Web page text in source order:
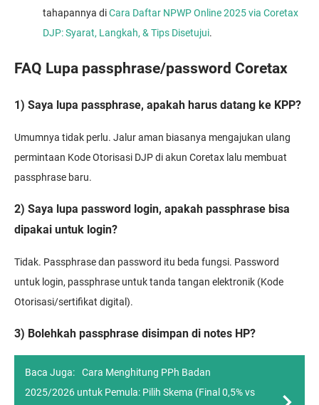
tahapannya diCara Daftar NPWP Online 2025 via Coretax
DJP: Syarat, Langkah, & Tips Disetujui.
FAQ Lupa passphrase/password Coretax
1) Saya lupa passphrase, apakah harus datang ke KPP?
Umumnya tidak perlu. Jalur aman biasanya mengajukan ulang
permintaan Kode Otorisasi DJP di akun Coretax lalu membuat
passphrase baru.
2) Saya lupa password login, apakah passphrase bisa
dipakai untuk login?
Tidak. Passphrase dan password itu beda fungsi. Password
untuk login, passphrase untuk tanda tangan elektronik (Kode
Otorisasi/sertifikat digital).
3) Bolehkah passphrase disimpan di notes HP?
Baca Juga:
Cara Menghitung PPh Badan
2025/2026 untuk Pemula: Pilih Skema (Final 0,5% vs